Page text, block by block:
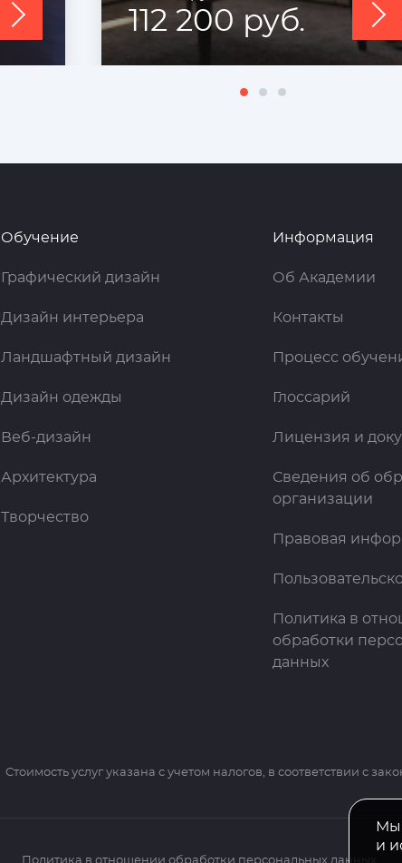
112 200 руб.
Мы
и
Обучение
Графический дизайн
Дизайн интерьера
Ландшафтный дизайн
Дизайн одежды
Веб-дизайн
Архитектура
Творчество
Информация
Об Академии
Контакты
Процесс
Глоссарий
Лицензия и
Сведения об
организации
Правовая
Политика в
обработки
данных
Cтоимость услуг указана с учетом налогов, в соответствии с
Политика в отношении обработки персональных данных